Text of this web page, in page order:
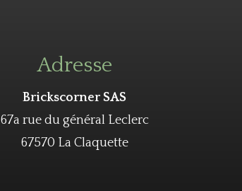
Adresse
Brickscorner SAS
67a rue du général Leclerc
67570 La Claquette